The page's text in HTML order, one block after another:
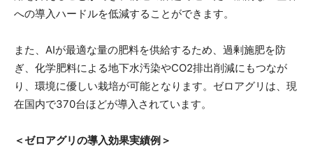
への導入ハードルを低減することができます。
また、AIが最適な量の肥料を供給するため、過剰施肥を防
ぎ、化学肥料による地下水汚染やCO2排出削減にもつなが
り、環境に優しい栽培が可能となります。ゼロアグリは、現
在国内で370台ほどが導入されています。
＜ゼロアグリの導入効果実績例＞